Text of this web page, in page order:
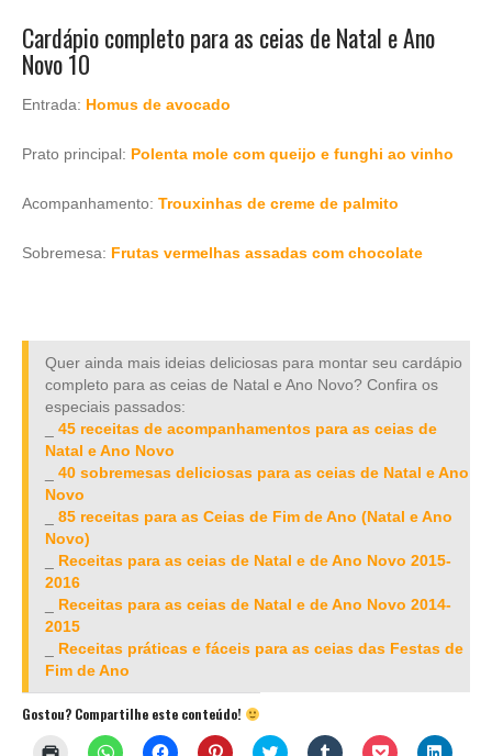
Cardápio completo para as ceias de Natal e Ano
Novo 10
Entrada: Homus de avocado
Prato principal: Polenta mole com queijo e funghi ao vinho
Acompanhamento: Trouxinhas de creme de palmito
Sobremesa: Frutas vermelhas assadas com chocolate
Quer ainda mais ideias deliciosas para montar seu cardápio
completo para as ceias de Natal e Ano Novo? Confira os
especiais passados:
45 receitas de acompanhamentos para as ceias de
Natal e Ano Novo
40 sobremesas deliciosas para as ceias de Natal e Ano
Novo
85 receitas para as Ceias de Fim de Ano (Natal e Ano
Novo)
Receitas para as ceias de Natal e de Ano Novo 2015-
2016
Receitas para as ceias de Natal e de Ano Novo 2014-
2015
Receitas práticas e fáceis para as ceias das Festas de
Fim de Ano
Gostou? Compartilhe este conteúdo!
Clique Clique Clique Clique Clique Clique Clique Clique